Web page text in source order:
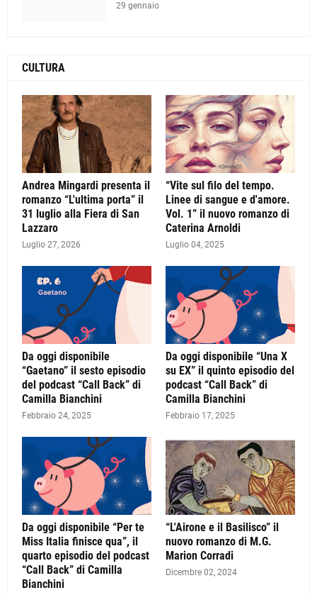
29 gennaio
CULTURA
Andrea Mingardi presenta il
romanzo “L'ultima porta” il
31 luglio alla Fiera di San
Lazzaro
Luglio 27, 2026
“Vite sul filo del tempo.
Linee di sangue e d'amore.
Vol. 1” il nuovo romanzo di
Caterina Arnoldi
Luglio 04, 2025
Da oggi disponibile
“Gaetano” il sesto episodio
del podcast “Call Back” di
Camilla Bianchini
Febbraio 24, 2025
Da oggi disponibile “Una X
su EX” il quinto episodio del
podcast “Call Back” di
Camilla Bianchini
Febbraio 17, 2025
Da oggi disponibile “Per te
Miss Italia finisce qua”, il
quarto episodio del podcast
“Call Back” di Camilla
Bianchini
“L'Airone e il Basilisco” il
nuovo romanzo di M.G.
Marion Corradi
Dicembre 02, 2024